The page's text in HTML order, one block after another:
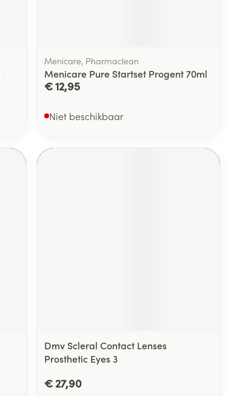
Menicare, Pharmaclean
Menicare Pure Startset Progent 70ml
€ 12,95
Niet beschikbaar
Dmv Scleral Contact Lenses
Prosthetic Eyes 3
€ 27,90